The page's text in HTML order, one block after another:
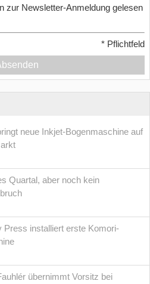
zur Newsletter-Anmeldung gelesen
* Pflichtfeld
neue Inkjet-Bogenmaschine auf
Quartal, aber noch kein
Press installiert erste Komori-
übernimmt Vorsitz bei